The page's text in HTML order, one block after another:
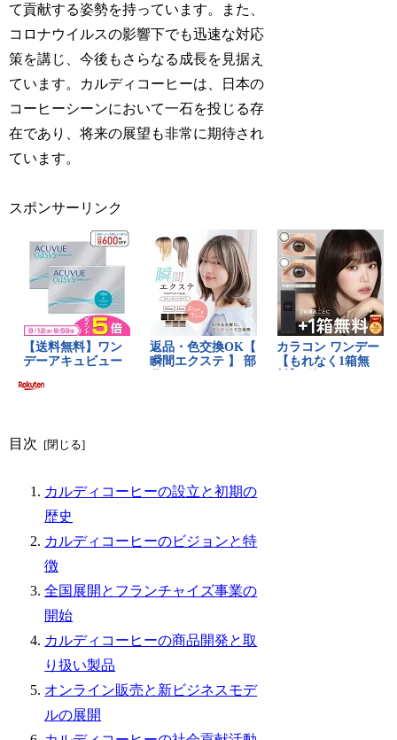
て貢献する姿勢を持っています。また、
コロナウイルスの影響下でも迅速な対応
策を講じ、今後もさらなる成長を見据え
ています。カルディコーヒーは、日本の
コーヒーシーンにおいて一石を投じる存
在であり、将来の展望も非常に期待され
ています。
スポンサーリンク
目次
カルディコーヒーの設立と初期の
歴史
カルディコーヒーのビジョンと特
徴
全国展開とフランチャイズ事業の
開始
カルディコーヒーの商品開発と取
り扱い製品
オンライン販売と新ビジネスモデ
ルの展開